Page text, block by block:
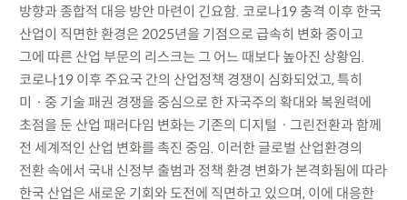
방향과 종합적 대응 방안 마련이 긴요함. 코로나19 충격 이후 한국
산업이 직면한 환경은 2025년을 기점으로 급속히 변화 중이고
그에 따른 산업 부문의 리스크는 그 어느 때보다 높아진 상황임.
코로나19 이후 주요국 간의 산업정책 경쟁이 심화되었고, 특히
미ㆍ중 기술 패권 경쟁을 중심으로 한 자국주의 확대와 복원력에
초점을 둔 산업 패러다임 변화는 기존의 디지털ㆍ그린전환과 함께
전 세계적인 산업 변화를 촉진 중임. 이러한 글로벌 산업환경의
전환 속에서 국내 신정부 출범과 정책 환경 변화가 본격화됨에 따라
한국 산업은 새로운 기회와 도전에 직면하고 있으며, 이에 대응한